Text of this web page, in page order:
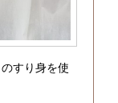
すり身を使